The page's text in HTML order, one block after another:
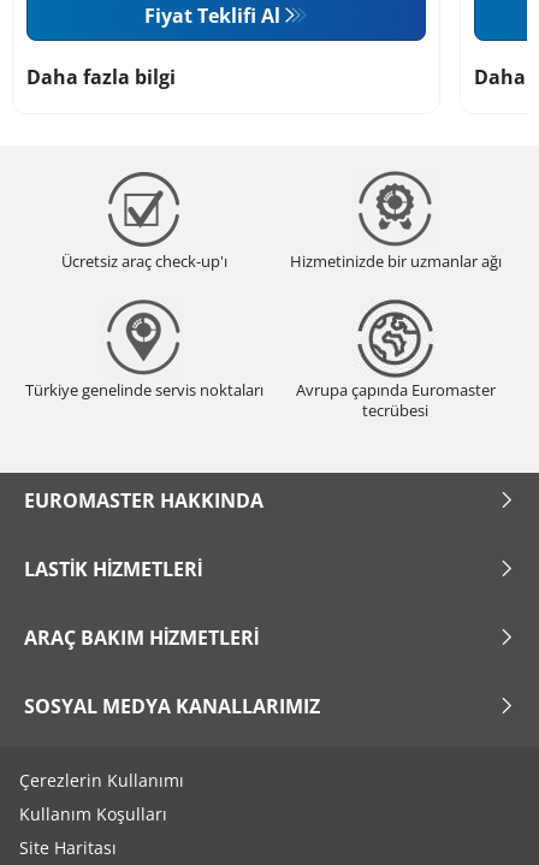
Fiyat Teklifi Al
Daha fazla bilgi Daha
Ücretsiz araç check-up'ı Hizmetinizde bir uzmanlar ağı
Türkiye genelinde servis noktaları
Avrupa çapında Euromaster
tecrübesi
EUROMASTER HAKKINDA
LASTIK HIZMETLERI
ARAÇ BAKIM HIZMETLERI
SOSYAL MEDYA KANALLARIMIZ
Çerezlerin Kullanımı
Kullanım Koşulları
Site Haritası